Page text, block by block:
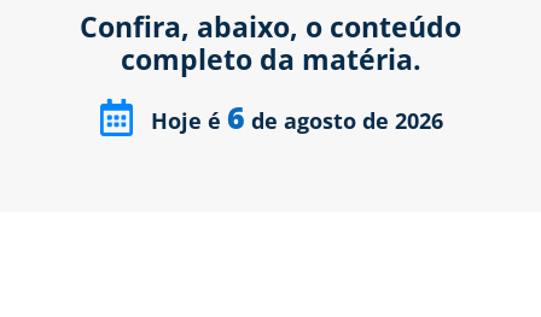
Confira, abaixo, o conteúdo
completo da matéria.
Hoje é 6 de agosto de 2026